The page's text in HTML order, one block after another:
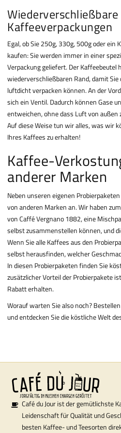
Wiederverschließbare
Kaffeeverpackungen
Egal, ob Sie 250g, 330g, 500g oder ein
kaufen: Sie werden immer in einer
Verpackung geliefert. Der Kaffeebeutel
wiederverschließbaren Rand, damit
luftdicht verpacken können. An der
sich ein Ventil. Dadurch können Gase
entweichen, ohne dass Luft von außen
Auf diese Weise tun wir alles, was wir
Ihres Kaffees zu erhalten!
Kaffee-
anderer Marken
Neben unseren eigenen
von anderen Marken an. Wir haben
von Caffé Vergnano 1882, eine
selbst zusammenstellen können, und
Wenn Sie alle Kaffees aus den
selbst herausfinden, welcher
In diesen Probierpaketen finden Sie
zusätzlicher Vorteil der Probierpakete
Rabatt erhalten.
Worauf warten Sie also noch?
und entdecken Sie die köstliche Welt
Café du Jour ist der gemütlichste
Leidenschaft für Qualität und
besten Kaffee- und Teesorten